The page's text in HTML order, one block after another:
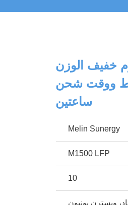
خفيف الوزن
جيبية نقية 2200 واط ووقت شحن
ساعتين
Melin Sunergy
M1500 LFP
10
ويسترن يونيون